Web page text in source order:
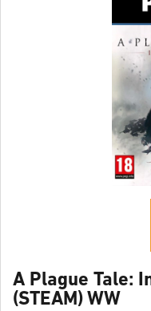
A Plague Tale:
(STEAM) WW